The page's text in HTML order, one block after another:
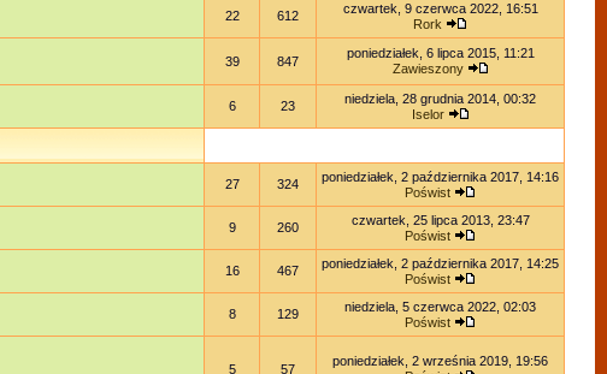
22 612
czwartek, 9 czerwca 2022, 16:51
Rork
39 847
poniedziałek, 6 lipca 2015, 11:21
Zawieszony
6 23
niedziela, 28 grudnia 2014, 00:32
Iselor
27 324
poniedziałek, 2 października 2017, 14:16
Poświst
9 260
czwartek, 25 lipca 2013, 23:47
Poświst
16 467
poniedziałek, 2 października 2017, 14:25
Poświst
8 129
niedziela, 5 czerwca 2022, 02:03
Poświst
5 57
poniedziałek, 2 września 2019, 19:56